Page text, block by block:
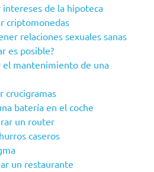
de la hipoteca
criptomonedas
relaciones sexuales sanas
es posible?
mantenimiento de una
crucigramas
batería en el coche
un router
caseros
un restaurante